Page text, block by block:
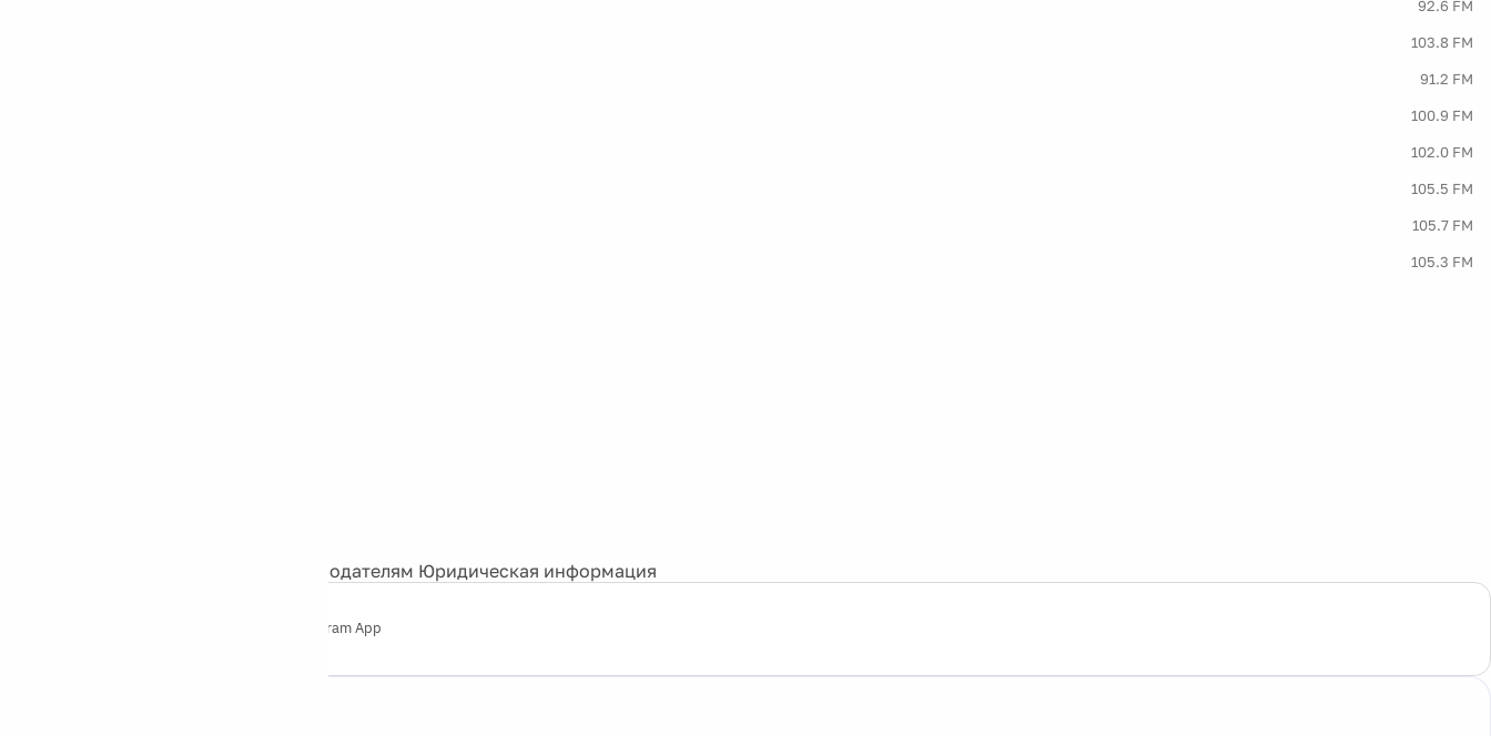
92.6 FM
103.8 FM
91.2 FM
100.9 FM
102.0 FM
105.5 FM
105.7 FM
105.3 FM
Рекламодателям Юридическая информация
Telegram App